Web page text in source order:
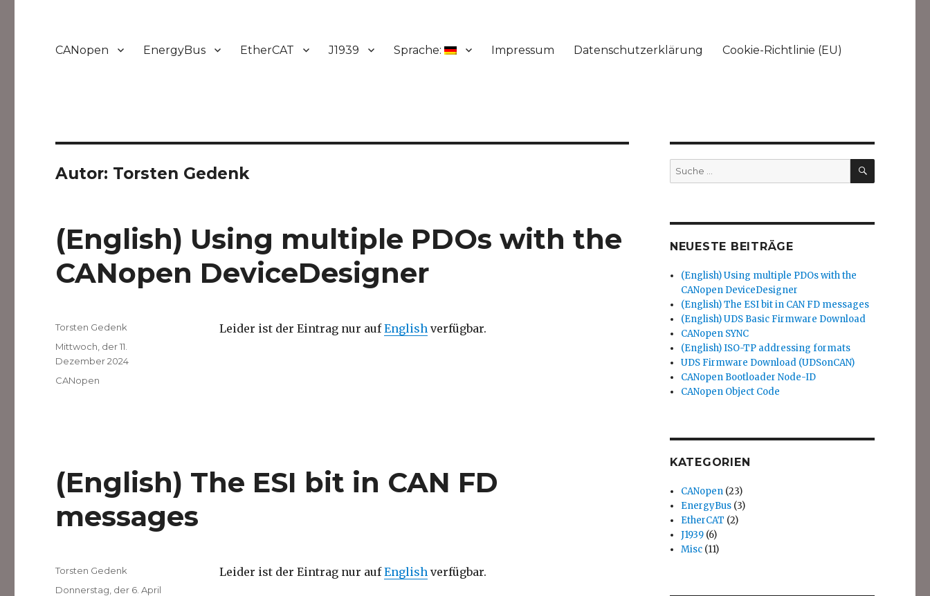
CANopen EnergyBus EtherCAT J1939 Sprache: Impressum Datenschutzerklärung Cookie-Richtlinie (EU)
Autor: Torsten Gedenk
(English) Using multiple PDOs with the
CANopen DeviceDesigner
Leider ist der Eintrag nur aufEnglishverfügbar.
Autor
Torsten Gedenk
Veröffentlicht
am
Mittwoch, der 11.
Dezember 2024
Kategorien
CANopen
(English) The ESI bit in CAN FD
messages
Leider ist der Eintrag nur aufEnglishverfügbar.
Autor
Torsten Gedenk
Veröffentlicht
Donnerstag, der 6. April
Suche
nach:
SUCHEN
NEUESTE BEITRÄGE
(English) Using multiple PDOs with the
CANopen DeviceDesigner
(English) The ESI bit in CAN FD messages
(English) UDS Basic Firmware Download
CANopen SYNC
(English) ISO-TP addressing formats
UDS Firmware Download (UDSonCAN)
CANopen Bootloader Node-ID
CANopen Object Code
KATEGORIEN
CANopen (23)
EnergyBus (3)
EtherCAT (2)
J1939 (6)
Misc (11)